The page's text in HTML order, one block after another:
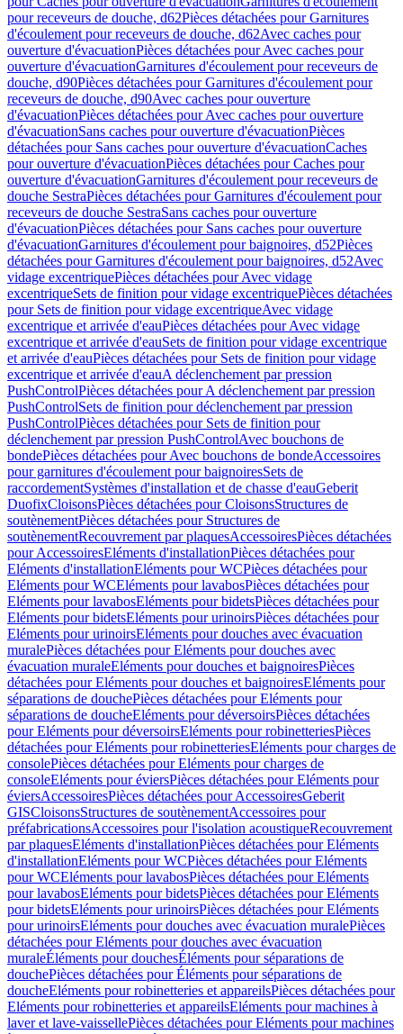
pour receveurs de douche, d62Pièces détachées pour Garnitures
d'écoulement pour receveurs de douche, d62Avec caches pour
ouverture d'évacuationPièces détachées pour Avec caches pour
ouverture d'évacuationGarnitures d'écoulement pour receveurs de
douche, d90Pièces détachées pour Garnitures d'écoulement pour
receveurs de douche, d90Avec caches pour ouverture
d'évacuationPièces détachées pour Avec caches pour ouverture
d'évacuationSans caches pour ouverture d'évacuationPièces
détachées pour Sans caches pour ouverture d'évacuationCaches
pour ouverture d'évacuationPièces détachées pour Caches pour
ouverture d'évacuationGarnitures d'écoulement pour receveurs de
douche SestraPièces détachées pour Garnitures d'écoulement pour
receveurs de douche SestraSans caches pour ouverture
d'évacuationPièces détachées pour Sans caches pour ouverture
d'évacuationGarnitures d'écoulement pour baignoires, d52Pièces
détachées pour Garnitures d'écoulement pour baignoires, d52Avec
vidage excentriquePièces détachées pour Avec vidage
excentriqueSets de finition pour vidage excentriquePièces détachées
pour Sets de finition pour vidage excentriqueAvec vidage
excentrique et arrivée d'eauPièces détachées pour Avec vidage
excentrique et arrivée d'eauSets de finition pour vidage excentrique
et arrivée d'eauPièces détachées pour Sets de finition pour vidage
excentrique et arrivée d'eauA déclenchement par pression
PushControlPièces détachées pour A déclenchement par pression
PushControlSets de finition pour déclenchement par pression
PushControlPièces détachées pour Sets de finition pour
déclenchement par pression PushControlAvec bouchons de
bondePièces détachées pour Avec bouchons de bondeAccessoires
pour garnitures d'écoulement pour baignoiresSets de
raccordementSystèmes d'installation et de chasse d'eauGeberit
DuofixCloisonsPièces détachées pour CloisonsStructures de
soutènementPièces détachées pour Structures de
soutènementRecouvrement par plaquesAccessoiresPièces détachées
pour AccessoiresEléments d'installationPièces détachées pour
Eléments d'installationEléments pour WCPièces détachées pour
Eléments pour WCEléments pour lavabosPièces détachées pour
Eléments pour lavabosEléments pour bidetsPièces détachées pour
Eléments pour bidetsEléments pour urinoirsPièces détachées pour
Eléments pour urinoirsEléments pour douches avec évacuation
muralePièces détachées pour Eléments pour douches avec
évacuation muraleEléments pour douches et baignoiresPièces
détachées pour Eléments pour douches et baignoiresEléments pour
séparations de douchePièces détachées pour Eléments pour
séparations de doucheEléments pour déversoirsPièces détachées
pour Eléments pour déversoirsEléments pour robinetteriesPièces
détachées pour Eléments pour robinetteriesEléments pour charges de
consolePièces détachées pour Eléments pour charges de
consoleEléments pour éviersPièces détachées pour Eléments pour
éviersAccessoiresPièces détachées pour AccessoiresGeberit
GISCloisonsStructures de soutènementAccessoires pour
préfabricationsAccessoires pour l'isolation acoustiqueRecouvrement
par plaquesEléments d'installationPièces détachées pour Eléments
d'installationEléments pour WCPièces détachées pour Eléments
pour WCEléments pour lavabosPièces détachées pour Eléments
pour lavabosEléments pour bidetsPièces détachées pour Eléments
pour bidetsEléments pour urinoirsPièces détachées pour Eléments
pour urinoirsEléments pour douches avec évacuation muralePièces
détachées pour Eléments pour douches avec évacuation
muraleÉléments pour douchesÉléments pour séparations de
douchePièces détachées pour Éléments pour séparations de
doucheEléments pour robinetteries et appareilsPièces détachées pour
Eléments pour robinetteries et appareilsEléments pour machines à
laver et lave-vaissellePièces détachées pour Eléments pour machines